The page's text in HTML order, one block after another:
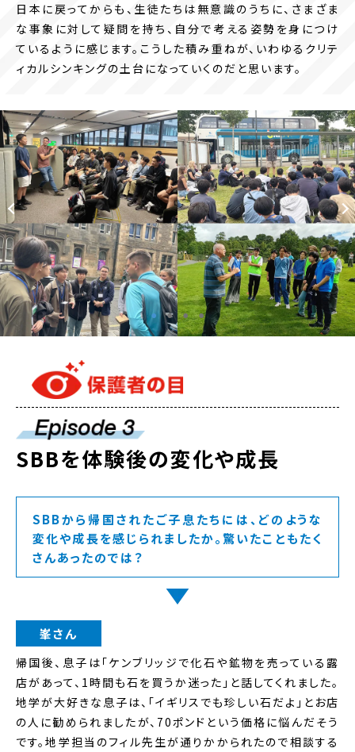
日本に戻ってからも、生徒たちは無意識のうちに、さまざま
な事象に対して疑問を持ち、自分で考える姿勢を身につけ
ているように感じます。こうした積み重ねが、いわゆるクリテ
ィカルシンキングの土台になっていくのだと思います。
SBBを体験後の変化や成長
SBBから帰国されたご子息たちには、どのような
変化や成長を感じられましたか。驚いたこともたく
さんあったのでは？
峯さん
帰国後、息子は「ケンブリッジで化石や鉱物を売っている露
店があって、1時間も石を買うか迷った」と話してくれました。
地学が大好きな息子は、「イギリスでも珍しい石だよ」とお店
の人に勧められましたが、70ポンドという価格に悩んだそう
です。地学担当のフィル先生が通りかかられたので相談する